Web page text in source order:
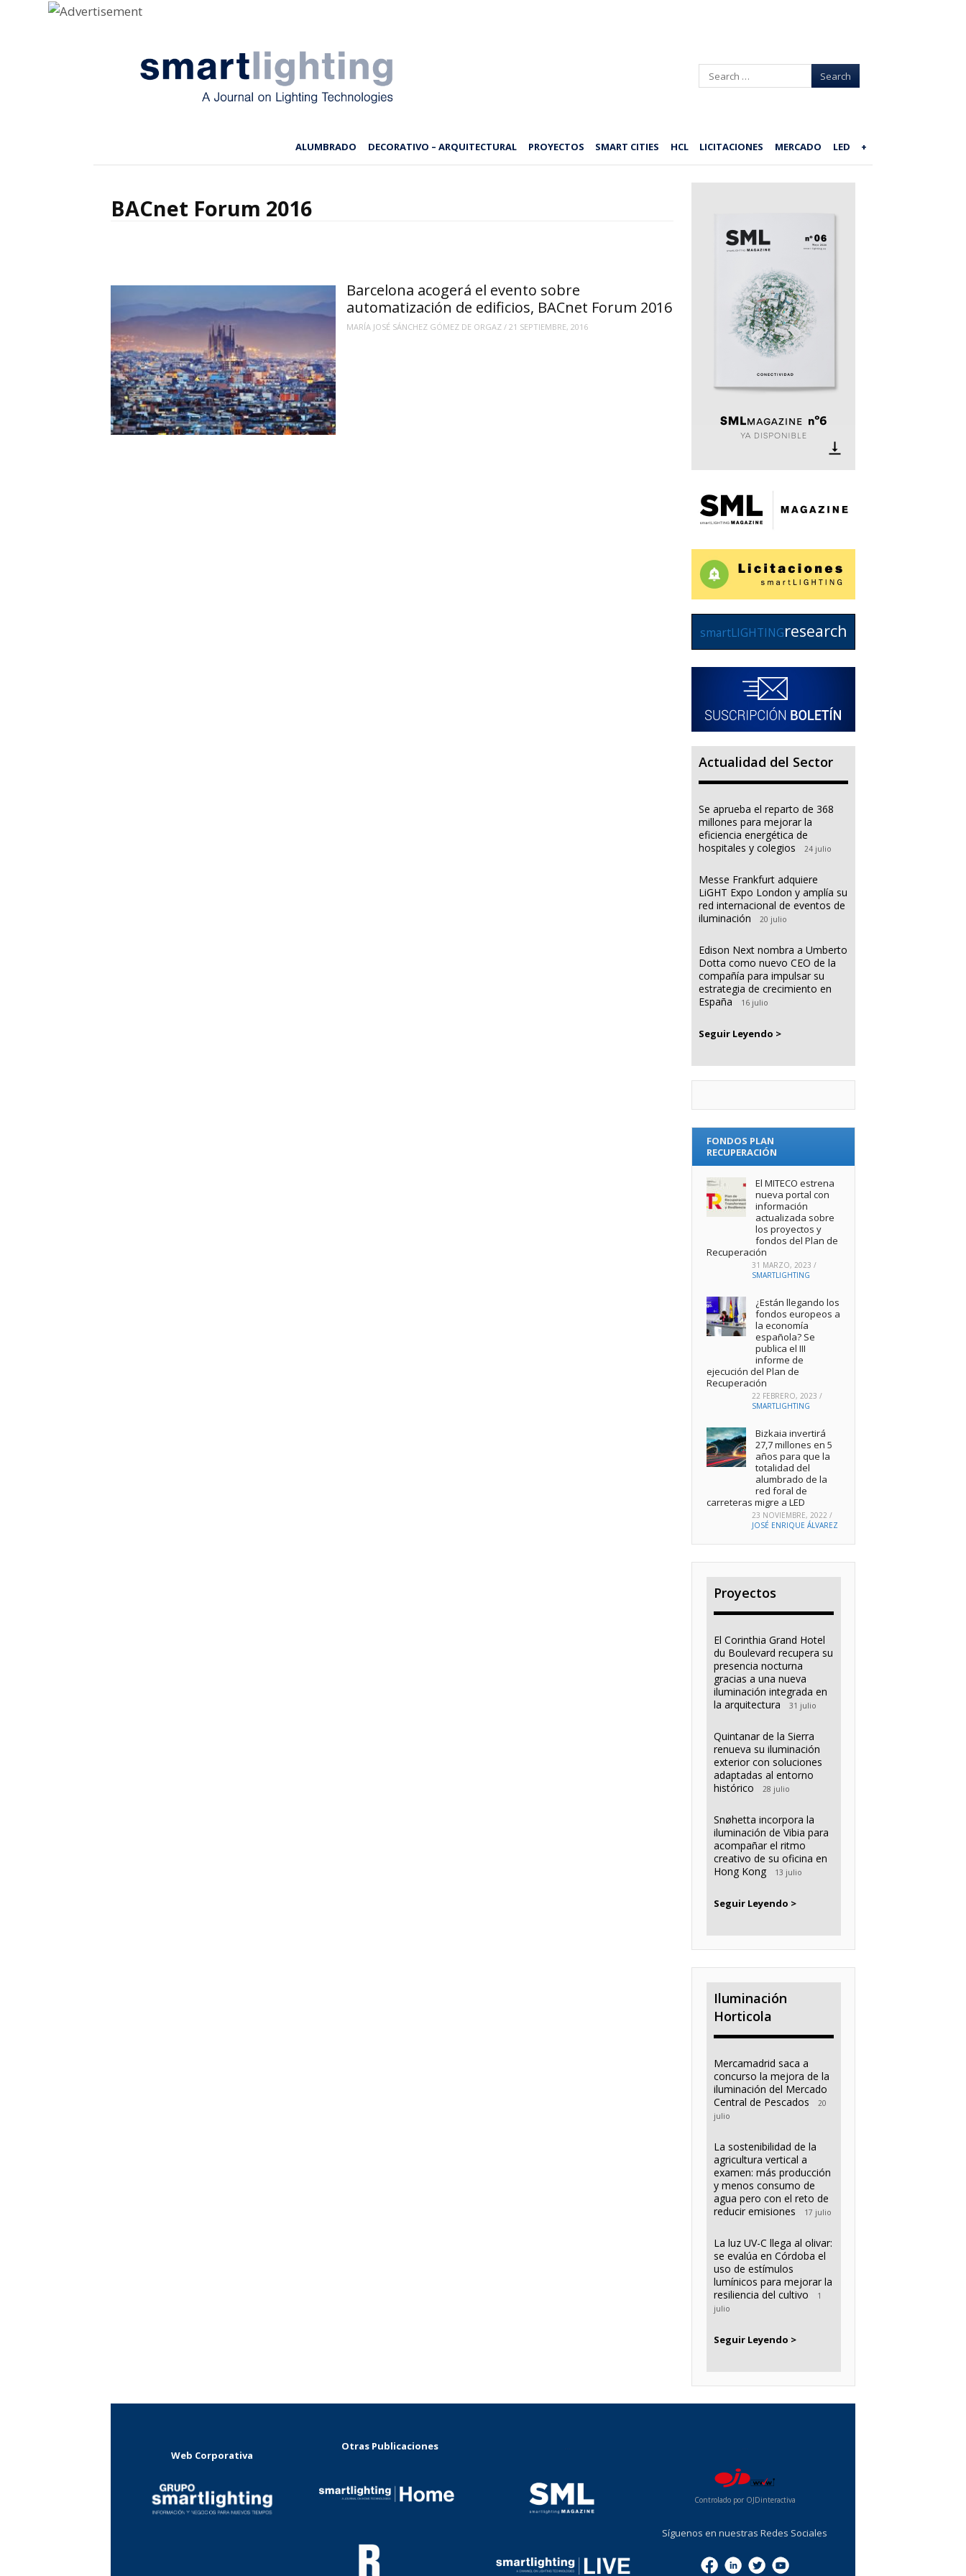
Search
ALUMBRADO DECORATIVO – ARQUITECTURAL PROYECTOS SMART CITIES HCL LICITACIONES MERCADO LED +
BACnet Forum 2016
Barcelona acogerá el evento sobre
automatización de edificios, BACnet Forum 2016
MARÍA JOSÉ SÁNCHEZ GÓMEZ DE ORGAZ /21 SEPTIEMBRE, 2016
smartLIGHTINGresearch
Actualidad del Sector
Se aprueba el reparto de 368
millones para mejorar la
eficiencia energética de
hospitales y colegios
24 julio
Messe Frankfurt adquiere
LiGHT Expo London y amplía su
red internacional de eventos de
iluminación
20 julio
Edison Next nombra a Umberto
Dotta como nuevo CEO de la
compañía para impulsar su
estrategia de crecimiento en
España
16 julio
Seguir Leyendo >
FONDOS PLAN
RECUPERACIÓN
El MITECO estrena
nueva portal con
información
actualizada sobre
los proyectos y
fondos del Plan de
Recuperación
31 MARZO, 2023 /
SMARTLIGHTING
¿Están llegando los
fondos europeos a
la economía
española? Se
publica el III
informe de
ejecución del Plan de
Recuperación
22 FEBRERO, 2023 /
SMARTLIGHTING
Bizkaia invertirá
27,7 millones en 5
años para que la
totalidad del
alumbrado de la
red foral de
carreteras migre a LED
23 NOVIEMBRE, 2022 /
JOSÉ ENRIQUE ÁLVAREZ
Proyectos
El Corinthia Grand Hotel
du Boulevard recupera su
presencia nocturna
gracias a una nueva
iluminación integrada en
la arquitectura
31 julio
Quintanar de la Sierra
renueva su iluminación
exterior con soluciones
adaptadas al entorno
histórico
28 julio
Snøhetta incorpora la
iluminación de Vibia para
acompañar el ritmo
creativo de su oficina en
Hong Kong
13 julio
Seguir Leyendo >
Iluminación
Horticola
Mercamadrid saca a
concurso la mejora de la
iluminación del Mercado
Central de Pescados
20
julio
La sostenibilidad de la
agricultura vertical a
examen: más producción
y menos consumo de
agua pero con el reto de
reducir emisiones
17 julio
La luz UV-C llega al olivar:
se evalúa en Córdoba el
uso de estímulos
lumínicos para mejorar la
resiliencia del cultivo
1
julio
Seguir Leyendo >
Web Corporativa
Otras Publicaciones
Controlado por OJDinteractiva
Síguenos en nuestras Redes Sociales